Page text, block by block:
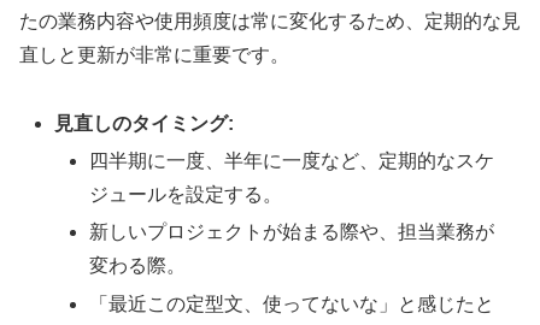
たの業務内容や使用頻度は常に変化するため、定期的な見
直しと更新が非常に重要です。
見直しのタイミング:
四半期に一度、半年に一度など、定期的なスケ
ジュールを設定する。
新しいプロジェクトが始まる際や、担当業務が
変わる際。
「最近この定型文、使ってないな」と感じたと